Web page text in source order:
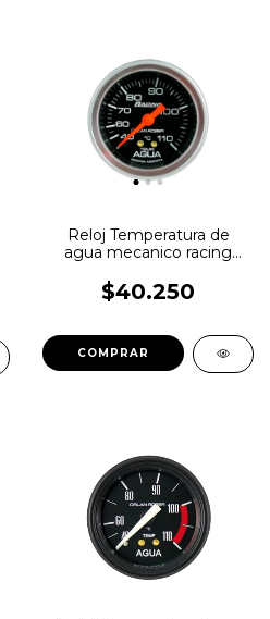
Reloj Temperatura de
agua mecanico racing
$40.250